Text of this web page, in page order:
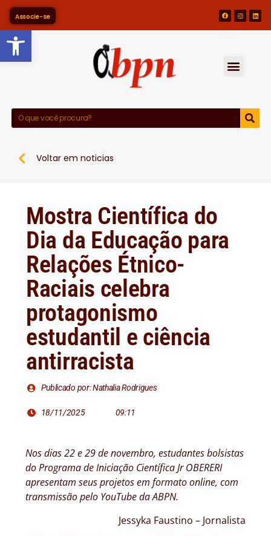
Barra de Ferramentas
Associe-se
Voltar em noticias
Mostra Científica do
Dia da Educação para
Relações Étnico-
Raciais celebra
protagonismo
estudantil e ciência
antirracista
Publicado por: Nathalia Rodrigues
18/11/2025 09:11
Nos dias 22 e 29 de novembro, estudantes bolsistas
do Programa de Iniciação Científica Jr OBERERI
apresentam seus projetos em formato online, com
transmissão pelo YouTube da ABPN.
Jessyka Faustino – Jornalista